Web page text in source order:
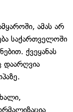
ამას არ
საქართველოში
ქვეყანას
დაარღვია